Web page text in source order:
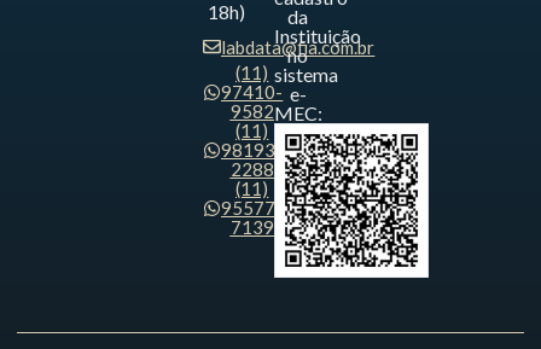
18h)
labdata@fia.com.br
(11)
97410-
9582
(11)
98193-
2288
(11)
95577-
7139
da
Instituição
no
sistema
e-
MEC: